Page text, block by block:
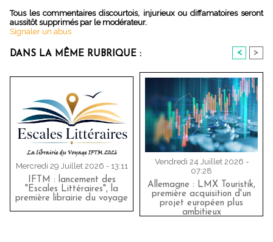
Tous les commentaires discourtois, injurieux ou diffamatoires seront
aussitôt supprimés par le modérateur.
Signaler un abus
DANS LA MÊME RUBRIQUE : < >
Mercredi 29 Juillet 2026 - 13:11
IFTM : lancement des
"Escales Littéraires", la
première librairie du voyage
Vendredi 24 Juillet 2026 -
07:28
Allemagne : LMX Touristik,
première acquisition d'un
projet européen plus
ambitieux